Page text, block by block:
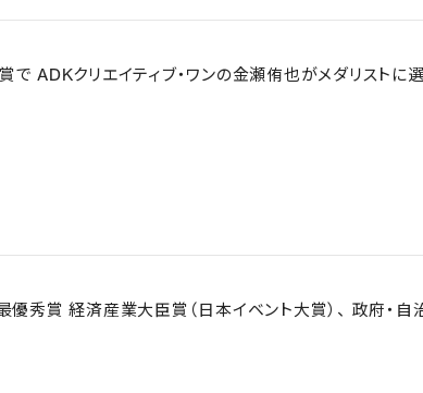
で ADKクリエイティブ・ワンの金瀬侑也がメダリストに
優秀賞 経済産業大臣賞（日本イベント大賞）、 政府・